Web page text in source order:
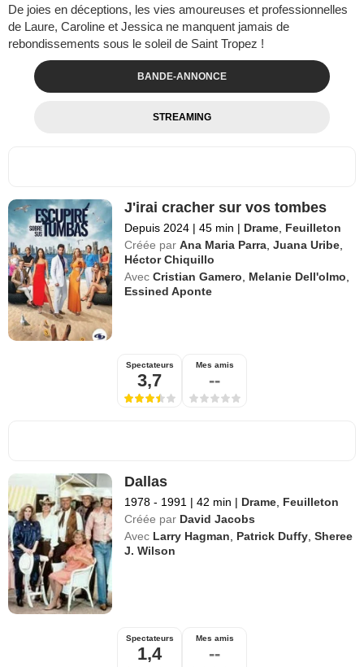
De joies en déceptions, les vies amoureuses et professionnelles
de Laure, Caroline et Jessica ne manquent jamais de
rebondissements sous le soleil de Saint Tropez !
BANDE-ANNONCE
STREAMING
J'irai cracher sur vos tombes
Depuis 2024 | 45 min | Drame Feuilleton
Créée par Ana Maria Parra ,Juana Uribe
Héctor Chiquillo
Avec Cristian Gamero Melanie Dell'olmo
Essined Aponte
Spectateurs
3,7
Mes amis
--
Dallas
1978 - 1991 | 42 min | Drame Feuilleton
Créée par David Jacobs
Avec Larry Hagman Patrick Duffy ,Sheree
J. Wilson
Spectateurs
1,4
Mes amis
--